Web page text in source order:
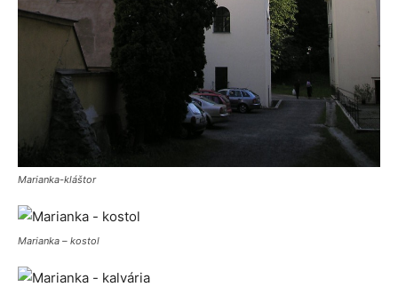
Marianka-kláštor
Marianka – kostol